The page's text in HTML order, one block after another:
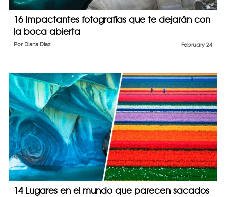
16 Impactantes fotografías que te dejarán con
la boca abierta
February 24
Por Diana Diaz
14 Lugares en el mundo que parecen sacados